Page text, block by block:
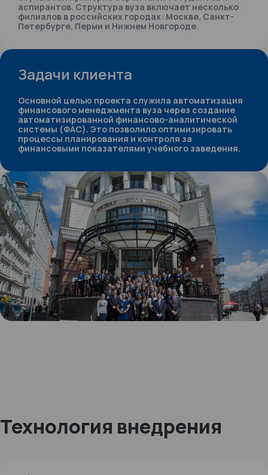
аспирантов. Структура вуза включает несколько
филиалов в российских городах: Москве, Санкт-
Петербурге, Перми и Нижнем Новгороде.
Задачи клиента
Основной целью проекта служила автоматизация
финансового менеджмента вуза через создание
автоматизированной финансово-аналитической
системы (ФАС). Это позволило оптимизировать
процессы планирования и контроля за
финансовыми показателями учебного заведения.
Технология внедрения